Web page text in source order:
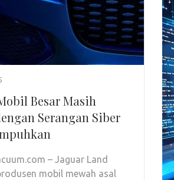
Besar Masih
Serangan Siber
– Jaguar Land
mobil mewah asal